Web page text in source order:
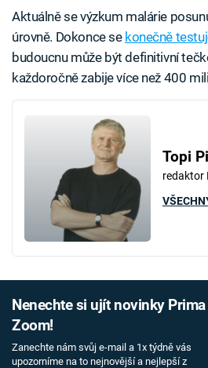
Aktuálně se výzkum malárie
úrovně. Dokonce se konečně
budoucnu může být definitivní
každoročně zabije více než 400
Topi
redaktor
Nenechte si ujít novinky Prima
Zoom!
Zanechte nám svůj e-mail a 1x týdně vás
upozorníme na to nejnovější a nejlepší z